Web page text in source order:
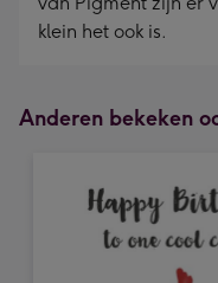
klein het ook is.
Anderen bekeken